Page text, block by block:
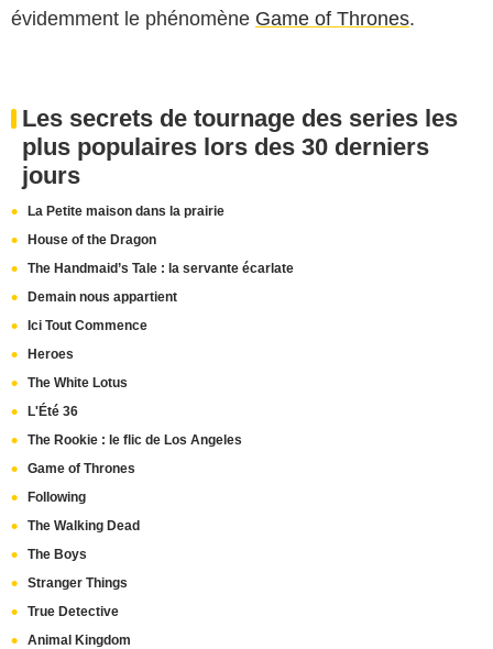
évidemment le phénomène Game of Thrones.
Les secrets de tournage des series les
plus populaires lors des 30 derniers
jours
La Petite maison dans la prairie
House of the Dragon
The Handmaid’s Tale : la servante écarlate
Demain nous appartient
Ici Tout Commence
Heroes
The White Lotus
L'Été 36
The Rookie : le flic de Los Angeles
Game of Thrones
Following
The Walking Dead
The Boys
Stranger Things
True Detective
Animal Kingdom